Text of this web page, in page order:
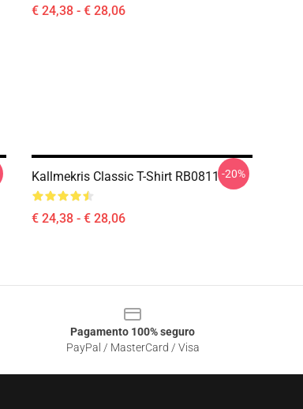
€ 24,38 - € 28,06
Kallmekris Classic T-Shirt RB0811
€ 24,38 - € 28,06
-20%
Pagamento 100% seguro
PayPal / MasterCard / Visa